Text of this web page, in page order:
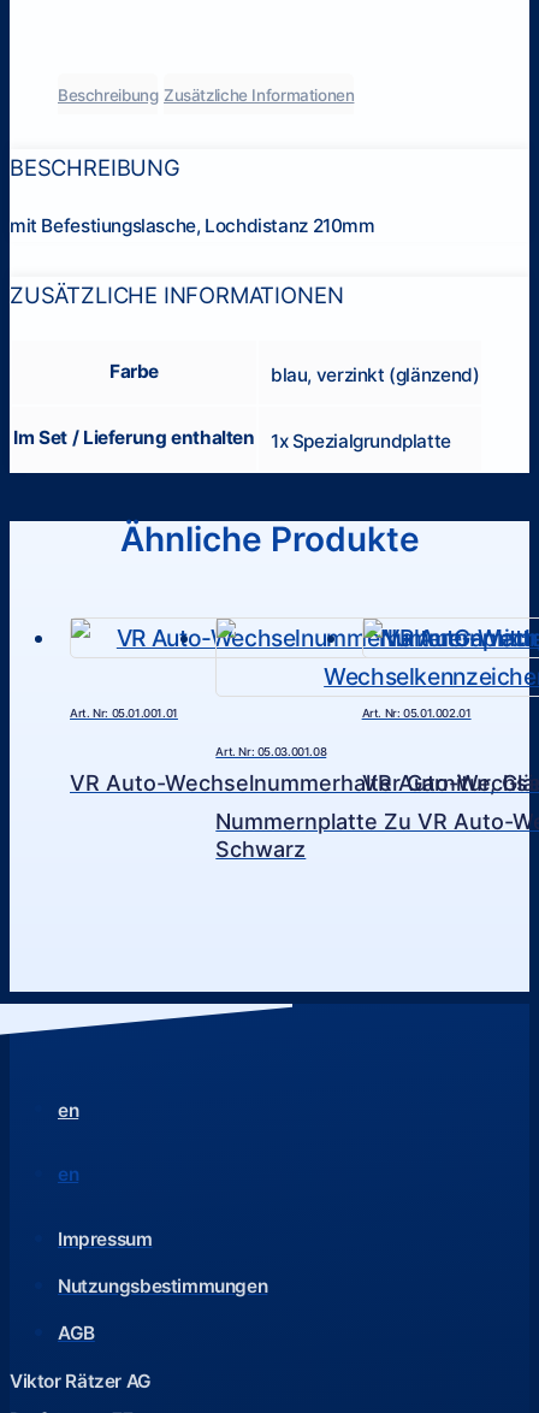
Beschreibung Zusätzliche Informationen
BESCHREIBUNG
mit Befestiungslasche, Lochdistanz 210mm
ZUSÄTZLICHE INFORMATIONEN
Farbe blau, verzinkt (glänzend)
Im Set / Lieferung enthalten 1x Spezialgrundplatte
Ähnliche Produkte
VR Auto-Wechselnummerhalter Garnitur,
Art. Nr: 05.01.001.01
Nummernplatte Zu VR Auto-
Schwarz
Art. Nr: 05.03.001.08
VR Auto-
Art. Nr: 05.01.002.01
en
en
Impressum
Nutzungsbestimmungen
AGB
Viktor Rätzer AG